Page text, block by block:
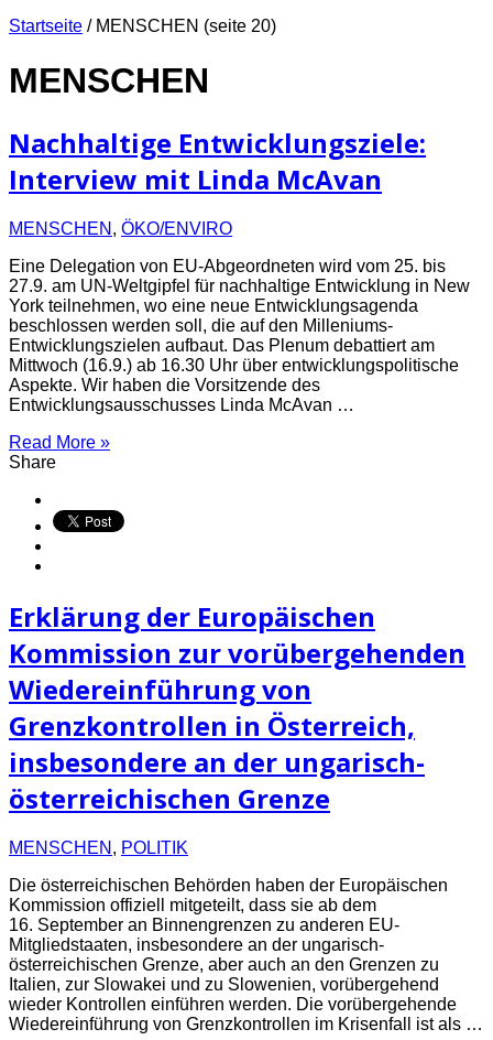
Startseite / MENSCHEN (seite 20)
MENSCHEN
Nachhaltige Entwicklungsziele:
Interview mit Linda McAvan
MENSCHEN , ÖKO/ENVIRO
Eine Delegation von EU-Abgeordneten wird vom 25. bis
27.9. am UN-Weltgipfel für nachhaltige Entwicklung in New
York teilnehmen, wo eine neue Entwicklungsagenda
beschlossen werden soll, die auf den Milleniums-
Entwicklungszielen aufbaut. Das Plenum debattiert am
Mittwoch (16.9.) ab 16.30 Uhr über entwicklungspolitische
Aspekte. Wir haben die Vorsitzende des
Entwicklungsausschusses Linda McAvan …
Read More »
Share
Erklärung der Europäischen
Kommission zur vorübergehenden
Wiedereinführung von
Grenzkontrollen in Österreich,
insbesondere an der ungarisch-
österreichischen Grenze
MENSCHEN , POLITIK
Die österreichischen Behörden haben der Europäischen
Kommission offiziell mitgeteilt, dass sie ab dem
16. September an Binnengrenzen zu anderen EU-
Mitgliedstaaten, insbesondere an der ungarisch-
österreichischen Grenze, aber auch an den Grenzen zu
Italien, zur Slowakei und zu Slowenien, vorübergehend
wieder Kontrollen einführen werden. Die vorübergehende
Wiedereinführung von Grenzkontrollen im Krisenfall ist als …